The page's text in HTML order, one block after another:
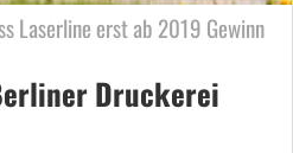
Laserline erst ab 2019 Gewinn
Druckerei